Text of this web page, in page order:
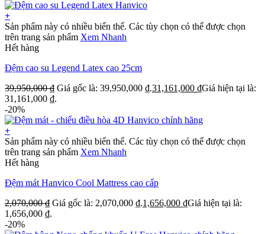
+
Sản phẩm này có nhiều biến thể. Các tùy chọn có thể được chọn
trên trang sản phẩm Xem Nhanh
Hết hàng
Đệm cao su Legend Latex cao 25cm
39,950,000₫ Giá gốc là: 39,950,000 ₫.31,161,000 ₫Giá hiện tại là:
31,161,000 ₫.
-20%
+
Sản phẩm này có nhiều biến thể. Các tùy chọn có thể được chọn
trên trang sản phẩm Xem Nhanh
Hết hàng
Đệm mát Hanvico Cool Mattress cao cấp
2,070,000₫ Giá gốc là: 2,070,000 ₫.1,656,000 ₫Giá hiện tại là:
1,656,000 ₫.
-20%